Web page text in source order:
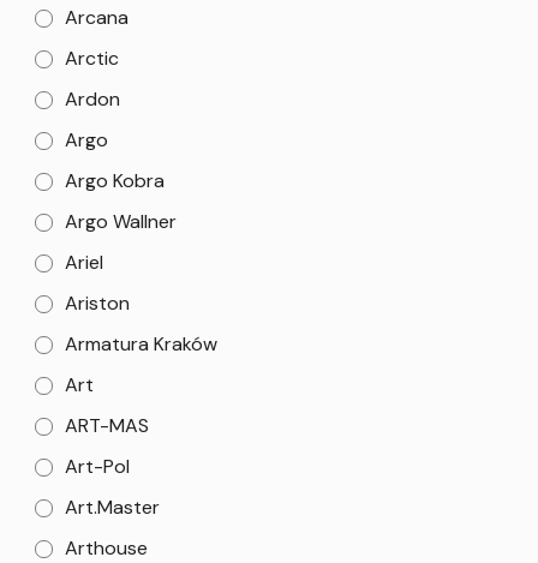
Arcana
Arctic
Ardon
Argo
Argo Kobra
Argo Wallner
Ariel
Ariston
Armatura Kraków
Art
ART-MAS
Art-Pol
Art.Master
Arthouse